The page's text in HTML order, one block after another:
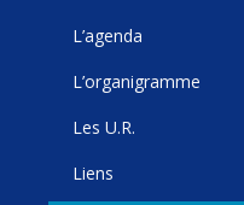
L’agenda
L’organigramme
Les U.R.
Liens